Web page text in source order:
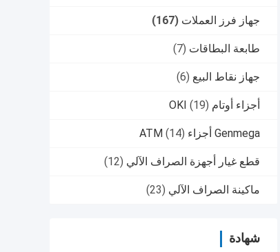
جهاز فرز العملات (167)
طابعة البطاقات (7)
جهاز نقاط البيع (6)
أجزاء أوتام OKI (19)
Genmega أجزاء ATM (14)
قطع غيار أجهزة الصراف الآلي (12)
ماكينة الصراف الآلي (23)
شهادة